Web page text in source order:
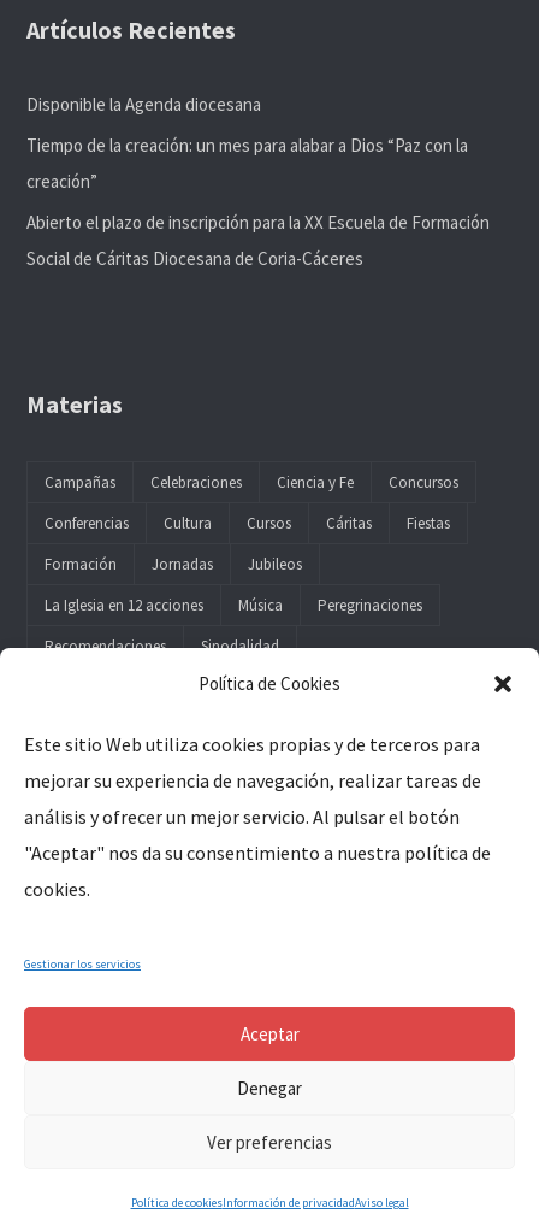
Política de Cookies
Este sitio Web utiliza cookies propias y de terceros para
mejorar su experiencia de navegación, realizar tareas de
análisis y ofrecer un mejor servicio. Al pulsar el botón
"Aceptar" nos da su consentimiento a nuestra política de
cookies.
Gestionar los servicios
Aceptar
Denegar
Ver preferencias
Política de cookiesInformación de privacidadAviso legal
Artículos Recientes
Disponible la Agenda diocesana
Tiempo de la creación: un mes para alabar a Dios “Paz con la
creación”
Abierto el plazo de inscripción para la XX Escuela de Formación
Social de Cáritas Diocesana de Coria-Cáceres
Materias
Campañas Celebraciones Ciencia y Fe
Concursos
Conferencias
Cultura Cursos Cáritas
Fiestas
Formación
Jornadas
Jubileos
La Iglesia en 12 acciones
Música
Peregrinaciones
Recomendaciones
Sinodalidad
Legal
Aviso Legal
Extremadura-España). All Rights Reserved.